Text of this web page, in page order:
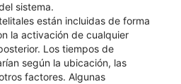
sistema.
están incluidas de forma
la activación de cualquier
Los tiempos de
según la ubicación, las
factores. Algunas